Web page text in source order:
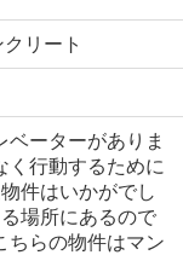
リート
ベーターがありま
く行動するために
件はいかがでし
場所にあるので
ちらの物件はマン